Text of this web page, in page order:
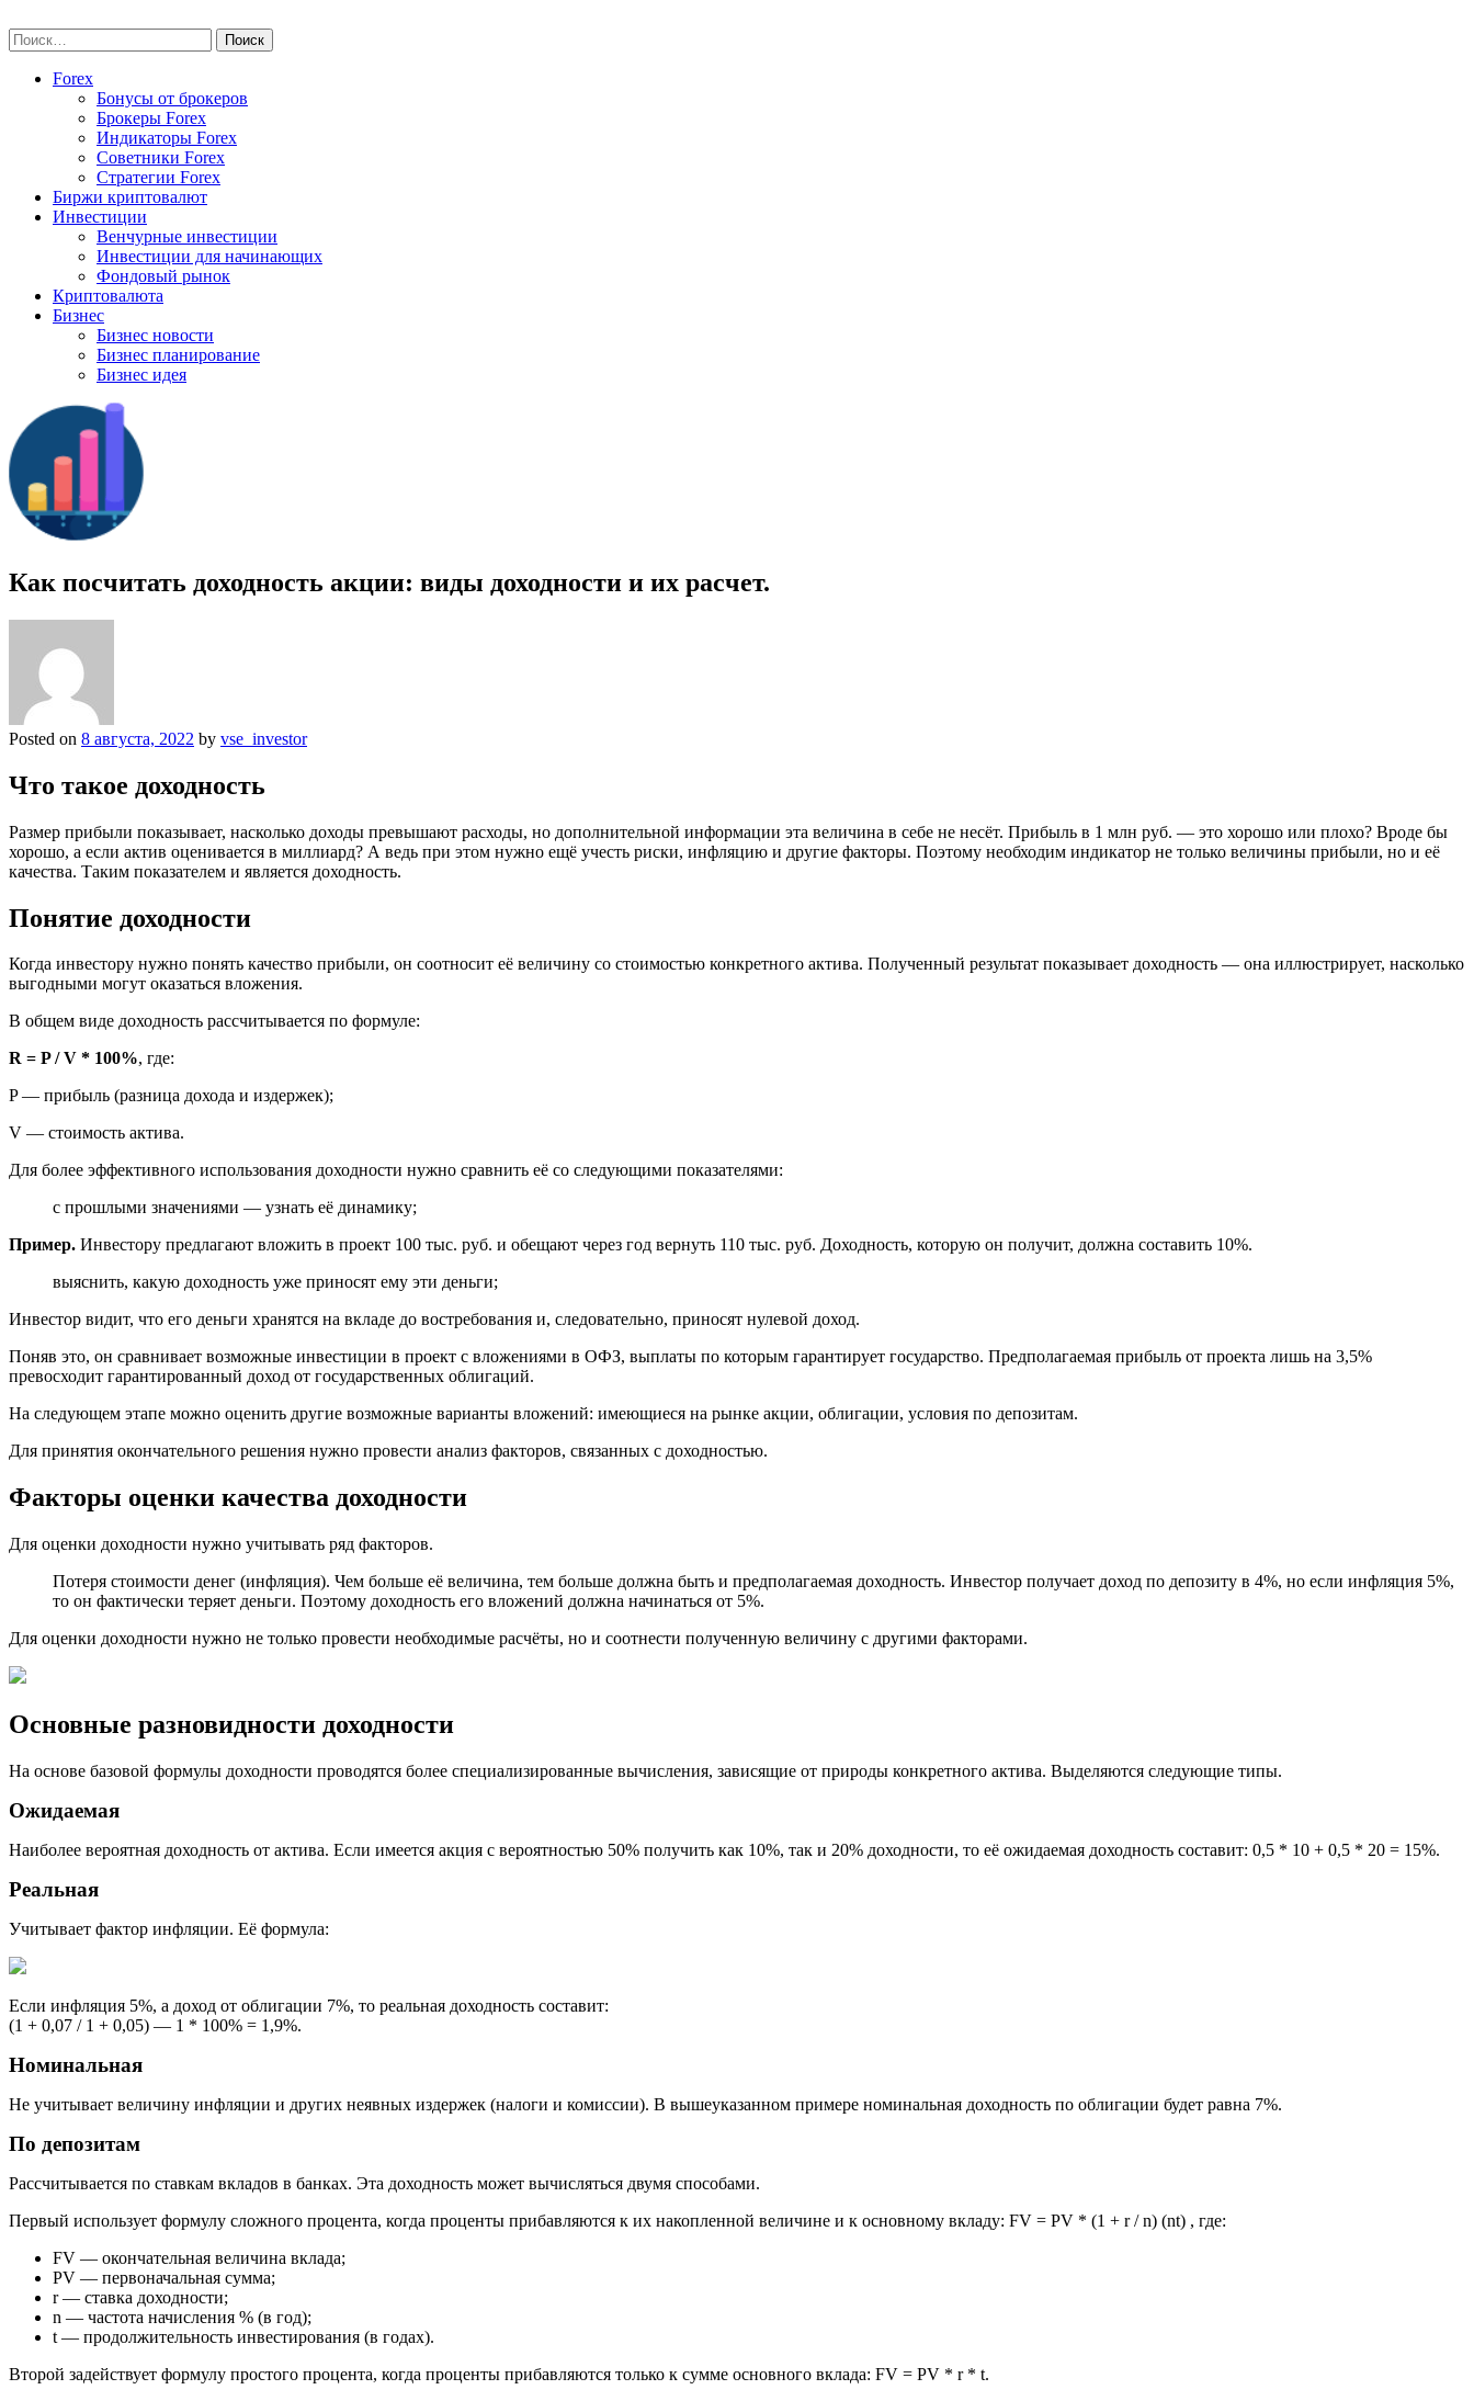
to
content
Найти:
Forex
Бонусы от брокеров
Брокеры Forex
Индикаторы Forex
Советники Forex
Стратегии Forex
Биржи криптовалют
Инвестиции
Венчурные инвестиции
Инвестиции для начинающих
Фондовый рынок
Криптовалюта
Бизнес
Бизнес новости
Бизнес планирование
Бизнес идея
Как посчитать доходность акции: виды доходности и их расчет.
Posted on 8 августа, 2022 by vse_investor
Что такое доходность
Размер прибыли показывает, насколько доходы превышают расходы, но дополнительной информации эта величина в себе не несёт. Прибыль в 1 млн руб. — это хорошо или плохо? Вроде бы
хорошо, а если актив оценивается в миллиард? А ведь при этом нужно ещё учесть риски, инфляцию и другие факторы. Поэтому необходим индикатор не только величины прибыли, но и её
качества. Таким показателем и является доходность.
Понятие доходности
Когда инвестору нужно понять качество прибыли, он соотносит её величину со стоимостью конкретного актива. Полученный результат показывает доходность — она иллюстрирует, насколько
выгодными могут оказаться вложения.
В общем виде доходность рассчитывается по формуле:
R = P / V * 100%, где:
P — прибыль (разница дохода и издержек);
V — стоимость актива.
Для более эффективного использования доходности нужно сравнить её со следующими показателями:
с прошлыми значениями — узнать её динамику;
Пример. Инвестору предлагают вложить в проект 100 тыс. руб. и обещают через год вернуть 110 тыс. руб. Доходность, которую он получит, должна составить 10%.
выяснить, какую доходность уже приносят ему эти деньги;
Инвестор видит, что его деньги хранятся на вкладе до востребования и, следовательно, приносят нулевой доход.
Поняв это, он сравнивает возможные инвестиции в проект с вложениями в ОФЗ, выплаты по которым гарантирует государство. Предполагаемая прибыль от проекта лишь на 3,5%
превосходит гарантированный доход от государственных облигаций.
На следующем этапе можно оценить другие возможные варианты вложений: имеющиеся на рынке акции, облигации, условия по депозитам.
Для принятия окончательного решения нужно провести анализ факторов, связанных с доходностью.
Факторы оценки качества доходности
Для оценки доходности нужно учитывать ряд факторов.
Потеря стоимости денег (инфляция). Чем больше её величина, тем больше должна быть и предполагаемая доходность. Инвестор получает доход по депозиту в 4%, но если инфляция 5%,
то он фактически теряет деньги. Поэтому доходность его вложений должна начинаться от 5%.
Для оценки доходности нужно не только провести необходимые расчёты, но и соотнести полученную величину с другими факторами.
Основные разновидности доходности
На основе базовой формулы доходности проводятся более специализированные вычисления, зависящие от природы конкретного актива. Выделяются следующие типы.
Ожидаемая
Наиболее вероятная доходность от актива. Если имеется акция с вероятностью 50% получить как 10%, так и 20% доходности, то её ожидаемая доходность составит: 0,5 * 10 + 0,5 * 20 = 15%.
Реальная
Учитывает фактор инфляции. Её формула:
Если инфляция 5%, а доход от облигации 7%, то реальная доходность составит:
(1 + 0,07 / 1 + 0,05) — 1 * 100% = 1,9%.
Номинальная
Не учитывает величину инфляции и других неявных издержек (налоги и комиссии). В вышеуказанном примере номинальная доходность по облигации будет равна 7%.
По депозитам
Рассчитывается по ставкам вкладов в банках. Эта доходность может вычисляться двумя способами.
Первый использует формулу сложного процента, когда проценты прибавляются к их накопленной величине и к основному вкладу: FV = PV * (1 + r / n) (nt) , где:
FV — окончательная величина вклада;
PV — первоначальная сумма;
r — ставка доходности;
n — частота начисления % (в год);
t — продолжительность инвестирования (в годах).
Второй задействует формулу простого процента, когда проценты прибавляются только к сумме основного вклада: FV = PV * r * t.